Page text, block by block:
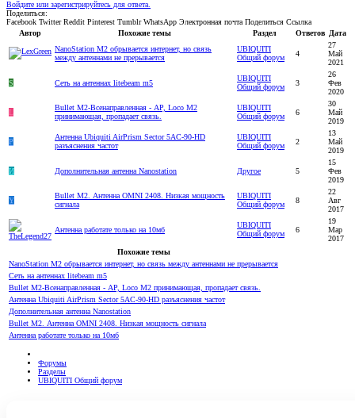
Войдите или зарегистрируйтесь для ответа.
Поделиться:
Facebook Twitter Reddit Pinterest Tumblr WhatsApp Электронная почта Поделиться Ссылка
Автор
Похожие темы Раздел Ответов Дата
NanoStation M2 обрывается интернет, но связь
между антеннами не прерывается
UBIQUITI
Общий форум
4
27
Май
2021
S Сеть на антеннах litebeam m5
UBIQUITI
Общий форум
3
26
Фев
2020
L
Bullet M2-Всенаправленная - AP, Loco M2
принимающая, пропадает связь.
UBIQUITI
Общий форум
6
30
Май
2019
P
Антенна Ubiquiti AirPrism Sector 5AC-90-HD
разъяснения частот
UBIQUITI
Общий форум
2
13
Май
2019
И Дополнительная антенна Nanostation Другое 5
15
Фев
2019
Y
Bullet M2. Антенна OMNI 2408. Низкая мощность
сигнала
UBIQUITI
Общий форум
8
22
Авг
2017
Антенна работате только на 10мб
UBIQUITI
Общий форум
6
19
Мар
2017
Похожие темы
NanoStation M2 обрывается интернет, но связь между антеннами не прерывается
Сеть на антеннах litebeam m5
Bullet M2-Всенаправленная - AP, Loco M2 принимающая, пропадает связь.
Антенна Ubiquiti AirPrism Sector 5AC-90-HD разъяснения частот
Дополнительная антенна Nanostation
Bullet M2. Антенна OMNI 2408. Низкая мощность сигнала
Антенна работате только на 10мб
Форумы
Разделы
UBIQUITI Общий форум